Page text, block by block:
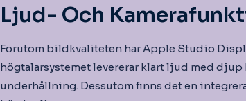
Ljud- Och
Förutom bildkvaliteten har Apple Studio
högtalarsystemet levererar klart ljud med
underhållning. Dessutom finns det en